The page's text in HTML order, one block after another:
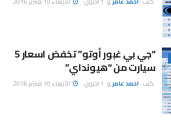
“جي بي غبور أوتو” تخفض اسعار 5
سيارت من “هيونداي”
كتب : احمد عامرو 1 اخرون الأربعاء 10 فبراير 2016